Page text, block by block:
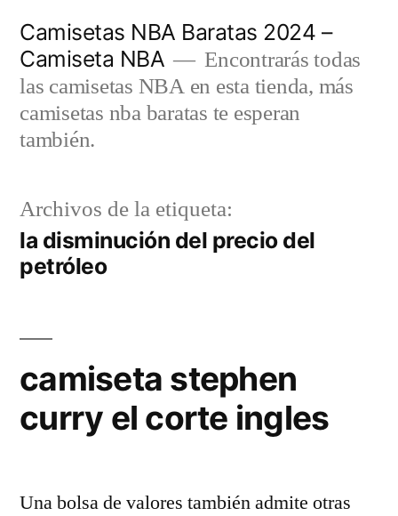
contenido
Camisetas NBA Baratas 2024 –
Camiseta NBA
Encontrarás todas
las camisetas NBA en esta tienda, más
camisetas nba baratas te esperan
también.
Archivos de la etiqueta:
la disminución del precio del
petróleo
camiseta stephen
curry el corte ingles
Una bolsa de valores también admite otras